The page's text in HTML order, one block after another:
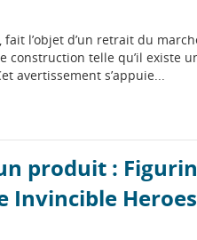
l’objet d’un retrait du
telle qu’il existe
avertissement s’appuie...
produit :
Invincible Heroes